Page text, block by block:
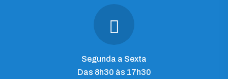
Segunda a Sexta
Das 8h30 às 17h30